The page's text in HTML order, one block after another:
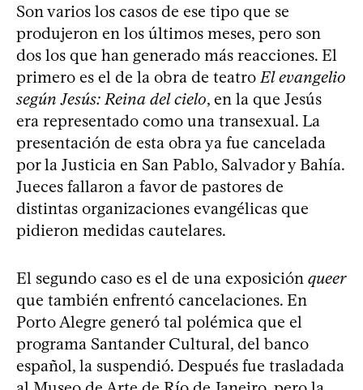
Son varios los casos de ese tipo que se
produjeron en los últimos meses, pero son
dos los que han generado más reacciones. El
primero es el de la obra de teatro El evangelio
según Jesús: Reina del cielo, en la que Jesús
era representado como una transexual. La
presentación de esta obra ya fue cancelada
por la Justicia en San Pablo, Salvador y Bahía.
Jueces fallaron a favor de pastores de
distintas organizaciones evangélicas que
pidieron medidas cautelares.
El segundo caso es el de una exposición queer
que también enfrentó cancelaciones. En
Porto Alegre generó tal polémica que el
programa Santander Cultural, del banco
español, la suspendió. Después fue trasladada